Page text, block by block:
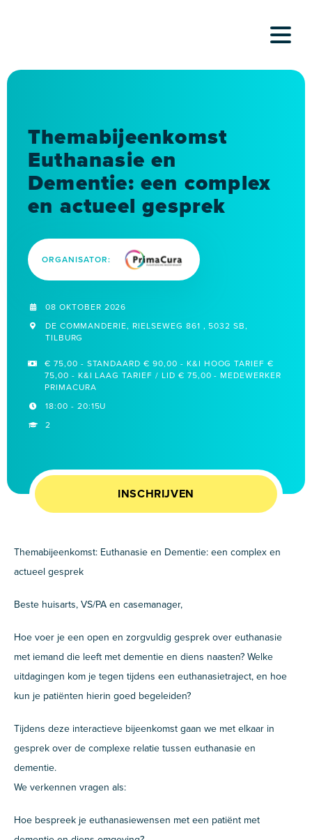
Themabijeenkomst
Euthanasie en
Dementie: een complex
en actueel gesprek
ORGANISATOR:
08 OKTOBER 2026
DE COMMANDERIE, RIELSEWEG 861 , 5032 SB,
TILBURG
€ 75,00 - STANDAARD € 90,00 - K&I HOOG TARIEF €
75,00 - K&I LAAG TARIEF / LID € 75,00 - MEDEWERKER
PRIMACURA
18:00 - 20:15U
2
INSCHRIJVEN
Themabijeenkomst: Euthanasie en Dementie: een complex en
actueel gesprek
Beste huisarts, VS/PA en casemanager,
Hoe voer je een open en zorgvuldig gesprek over euthanasie
met iemand die leeft met dementie en diens naasten? Welke
uitdagingen kom je tegen tijdens een euthanasietraject, en hoe
kun je patiënten hierin goed begeleiden?
Tijdens deze interactieve bijeenkomst gaan we met elkaar in
gesprek over de complexe relatie tussen euthanasie en
dementie.
We verkennen vragen als:
Hoe bespreek je euthanasiewensen met een patiënt met